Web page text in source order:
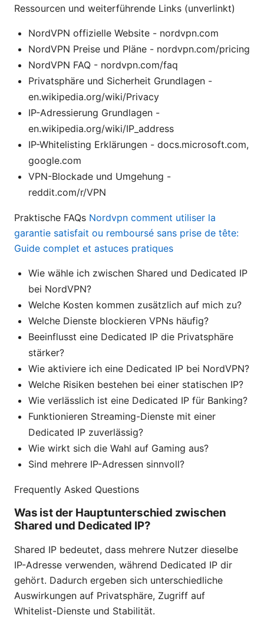
Ressourcen und weiterführende Links (unverlinkt)
NordVPN offizielle Website - nordvpn.com
NordVPN Preise und Pläne - nordvpn.com/pricing
NordVPN FAQ - nordvpn.com/faq
Privatsphäre und Sicherheit Grundlagen -
en.wikipedia.org/wiki/Privacy
IP-Adressierung Grundlagen -
en.wikipedia.org/wiki/IP_address
IP-Whitelisting Erklärungen - docs.microsoft.com,
google.com
VPN-Blockade und Umgehung -
reddit.com/r/VPN
Praktische FAQs Nordvpn comment utiliser la
garantie satisfait ou remboursé sans prise de tête:
Guide complet et astuces pratiques
Wie wähle ich zwischen Shared und Dedicated IP
bei NordVPN?
Welche Kosten kommen zusätzlich auf mich zu?
Welche Dienste blockieren VPNs häufig?
Beeinflusst eine Dedicated IP die Privatsphäre
stärker?
Wie aktiviere ich eine Dedicated IP bei NordVPN?
Welche Risiken bestehen bei einer statischen IP?
Wie verlässlich ist eine Dedicated IP für Banking?
Funktionieren Streaming-Dienste mit einer
Dedicated IP zuverlässig?
Wie wirkt sich die Wahl auf Gaming aus?
Sind mehrere IP-Adressen sinnvoll?
Frequently Asked Questions
Was ist der Hauptunterschied zwischen
Shared und Dedicated IP?
Shared IP bedeutet, dass mehrere Nutzer dieselbe
IP-Adresse verwenden, während Dedicated IP dir
gehört. Dadurch ergeben sich unterschiedliche
Auswirkungen auf Privatsphäre, Zugriff auf
Whitelist-Dienste und Stabilität.